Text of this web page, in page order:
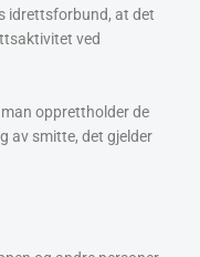
idrettsforbund, at det
ved
opprettholder de
av smitte, det gjelder